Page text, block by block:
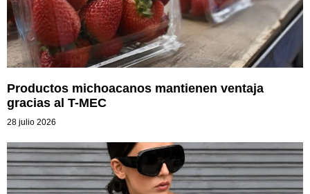
Productos michoacanos mantienen ventaja
gracias al T-MEC
28 julio 2026